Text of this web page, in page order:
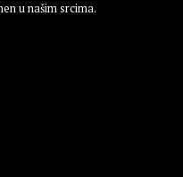
u našim srcima.